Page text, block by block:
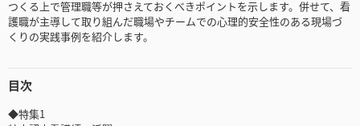
つくる上で管理職等が押さえておくべきポイントを示します。併せて、看
護職が主導して取り組んだ職場やチームでの心理的安全性のある現場づ
くりの実践事例を紹介します。
目次
◆特集1